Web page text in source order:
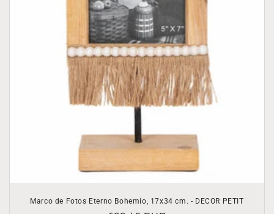
Marco de Fotos Eterno Bohemio, 17x34 cm. - DECOR PETIT